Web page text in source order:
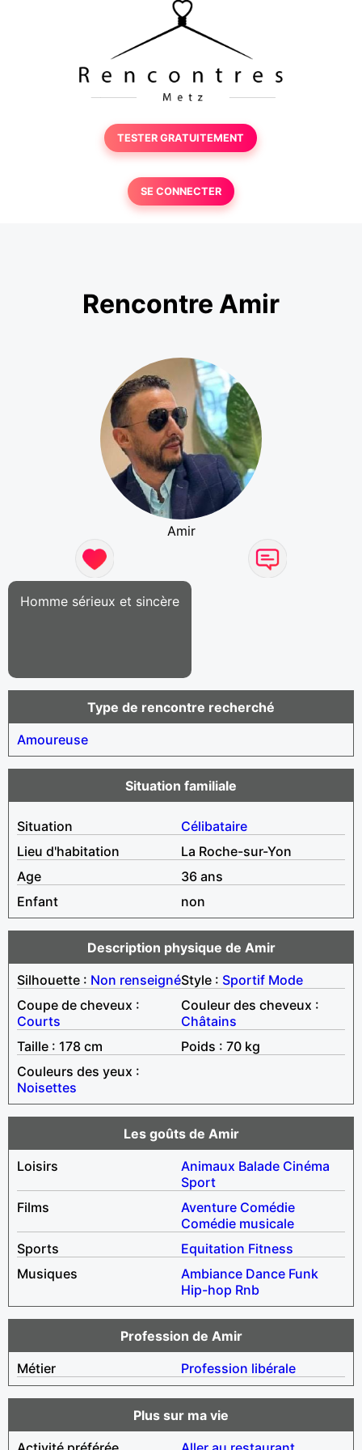
TESTER GRATUITEMENT
SE CONNECTER
Rencontre Amir
Amir
Homme sérieux et sincère
Type de rencontre recherché
Amoureuse
Situation familiale
Situation
Célibataire
Lieu d'habitation
La Roche-sur-Yon
Age
36 ans
Enfant
non
Description physique de Amir
Silhouette : Non renseignéStyle : Sportif Mode
Coupe de cheveux :
Courts
Couleur des cheveux :
Châtains
Taille : 178 cm
Poids : 70 kg
Couleurs des yeux :
Noisettes
Les goûts de Amir
Loisirs
Animaux Balade Cinéma
Sport
Films
Aventure Comédie
Comédie musicale
Sports
Equitation Fitness
Musiques
Ambiance Dance Funk
Hip-hop Rnb
Profession de Amir
Métier
Profession libérale
Plus sur ma vie